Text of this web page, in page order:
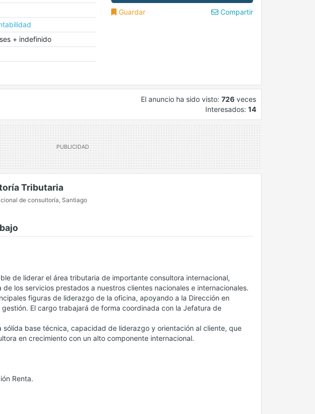
+ indefinido
Guardar Compartir
El anuncio ha sido visto: 726 veces
Interesados: 14
Tributaria
de consultoría, Santiago
de liderar el área tributaria de importante consultora internacional,
los servicios prestados a nuestros clientes nacionales e internacionales.
figuras de liderazgo de la oficina, apoyando a la Dirección en
El cargo trabajará de forma coordinada con la Jefatura de
sólida base técnica, capacidad de liderazgo y orientación al cliente, que
en crecimiento con un alto componente internacional.
Renta.